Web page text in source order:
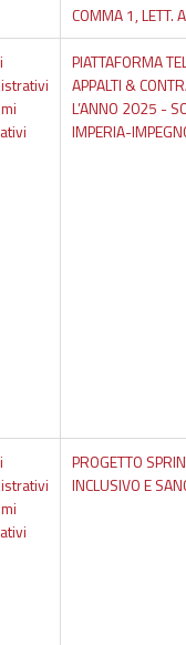
COMMA 1, LETT.
PIATTAFORMA
APPALTI &
L’ANNO 2025 -
IMPERIA-
PROGETTO
INCLUSIVO E